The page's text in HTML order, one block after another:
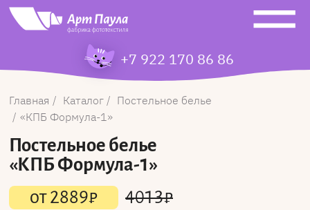
+7 922 170 86 86
Главная Каталог
Постельное белье
КПБ Формула-1
Постельное белье
«КПБ Формула-1»
от2889₽ 4013₽